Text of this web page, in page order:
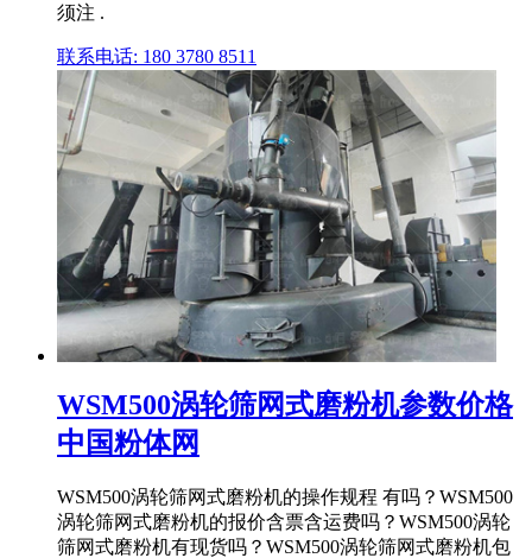
须注 .
联系电话: 180 3780 8511
WSM500涡轮筛网式磨粉机参数价格
中国粉体网
WSM500涡轮筛网式磨粉机的操作规程 有吗？WSM500
涡轮筛网式磨粉机的报价含票含运费吗？WSM500涡轮
筛网式磨粉机有现货吗？WSM500涡轮筛网式磨粉机包